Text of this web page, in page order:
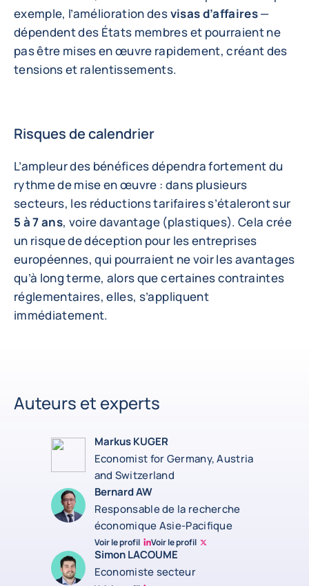
exemple, l’amélioration desvisas d’affaires—
dépendent des États membres et pourraient ne
pas être mises en œuvre rapidement, créant des
tensions et ralentissements.
Risques de calendrier
L’ampleur des bénéfices dépendra fortement du
rythme de mise en œuvre : dans plusieurs
secteurs, les réductions tarifaires s’étaleront sur
5 à 7 ans, voire davantage (plastiques). Cela crée
un risque de déception pour les entreprises
européennes, qui pourraient ne voir les avantages
qu’à long terme, alors que certaines contraintes
réglementaires, elles, s’appliquent
immédiatement.
Auteurs et experts
Markus KUGER
Economist for Germany, Austria
and Switzerland
Bernard AW
Responsable de la recherche
économique Asie-Pacifique
Voir le profil
Bernard Aw LinkedinVoir le profil
Bernard Aw Twitter
Simon LACOUME
Economiste secteur